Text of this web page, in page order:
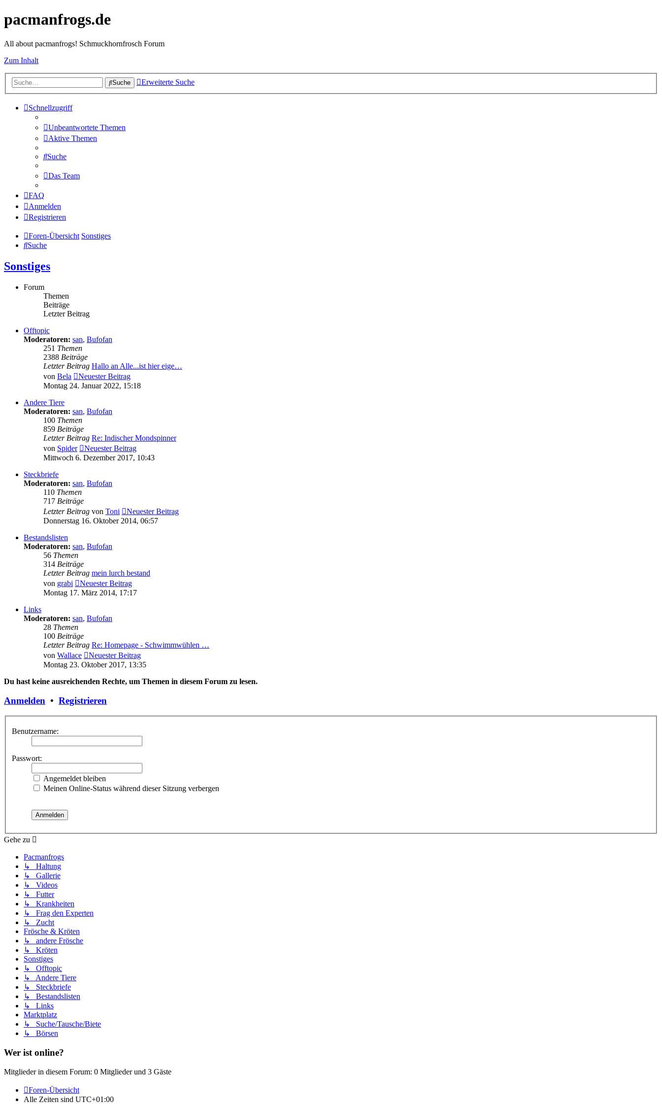
pacmanfrogs.de
All about pacmanfrogs! Schmuckhornfrosch Forum
Zum Inhalt
Suche Erweiterte Suche
Schnellzugriff
Unbeantwortete Themen
Aktive Themen
Suche
Das Team
FAQ
Anmelden
Registrieren
Foren-Übersicht Sonstiges
Suche
Sonstiges
Forum
Themen
Beiträge
Letzter Beitrag
Offtopic
Moderatoren: san, Bufofan
251 Themen
2388 Beiträge
Letzter Beitrag Hallo an Alle...ist hier eige…
von Bela
Neuester Beitrag
Montag 24. Januar 2022, 15:18
Andere Tiere
Moderatoren: san, Bufofan
100 Themen
859 Beiträge
Letzter Beitrag Re: Indischer Mondspinner
von Spider
Neuester Beitrag
Mittwoch 6. Dezember 2017, 10:43
Steckbriefe
Moderatoren: san, Bufofan
110 Themen
717 Beiträge
Letzter Beitrag von Toni
Neuester Beitrag
Donnerstag 16. Oktober 2014, 06:57
Bestandslisten
Moderatoren: san, Bufofan
56 Themen
314 Beiträge
Letzter Beitrag mein lurch bestand
von grabi
Neuester Beitrag
Montag 17. März 2014, 17:17
Links
Moderatoren: san, Bufofan
28 Themen
100 Beiträge
Letzter Beitrag Re: Homepage - Schwimmwühlen …
von Wallace
Neuester Beitrag
Montag 23. Oktober 2017, 13:35
Du hast keine ausreichenden Rechte, um Themen in diesem Forum zu lesen.
Anmelden • Registrieren
Benutzername:
Passwort:
Angemeldet bleiben
Meinen Online-Status während dieser Sitzung verbergen
Gehe zu
Pacmanfrogs
↳ Haltung
↳ Gallerie
↳ Videos
↳ Futter
↳ Krankheiten
↳ Frag den Experten
↳ Zucht
Frösche & Kröten
↳ andere Frösche
↳ Kröten
Sonstiges
↳ Offtopic
↳ Andere Tiere
↳ Steckbriefe
↳ Bestandslisten
↳ Links
Marktplatz
↳ Suche/Tausche/Biete
↳ Börsen
Wer ist online?
Mitglieder in diesem Forum: 0 Mitglieder und 3 Gäste
Foren-Übersicht
Alle Zeiten sind UTC+01:00